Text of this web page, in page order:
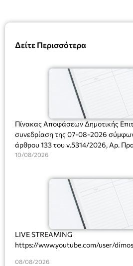
Δείτε Περισσότερα
Πίνακας Αποφάσεων Δημοτικής
συνεδρίαση της 07-08-2026 σύμφωνα με τις διατάξεις του
άρθρου 133 του ν.5314/2026, Αρ.
Πρόσκλησης: 10817/03-08-2026
10/08/2026
LIVE STREAMING
https://www.youtube.com/user/
08/08/2026